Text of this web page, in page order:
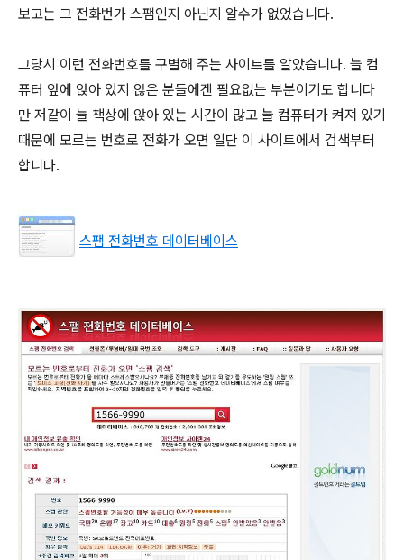
보고는 그 전화번가 스팸인지 아닌지 알수가 없었습니다.
그당시 이런 전화번호를 구별해 주는 사이트를 알았습니다. 늘 컴
퓨터 앞에 앉아 있지 않은 분들에겐 필요없는 부분이기도 합니다
만 저같이 늘 책상에 앉아 있는 시간이 많고 늘 컴퓨터가 켜져 있기
때문에 모르는 번호로 전화가 오면 일단 이 사이트에서 검색부터
합니다.
스팸 전화번호 데이터베이스